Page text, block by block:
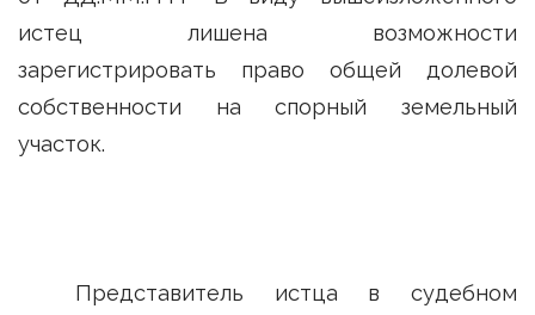
истец лишена возможности
зарегистрировать право общей долевой
собственности на спорный земельный
участок.
Представитель истца в судебном